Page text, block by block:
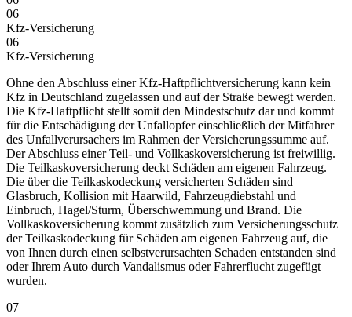
06
Kfz-Versicherung
06
Kfz-Versicherung
Ohne den Abschluss einer Kfz-Haftpflichtversicherung kann kein
Kfz in Deutschland zugelassen und auf der Straße bewegt werden.
Die Kfz-Haftpflicht stellt somit den Mindestschutz dar und kommt
für die Entschädigung der Unfallopfer einschließlich der Mitfahrer
des Unfallverursachers im Rahmen der Versicherungssumme auf.
Der Abschluss einer Teil- und Vollkaskoversicherung ist freiwillig.
Die Teilkaskoversicherung deckt Schäden am eigenen Fahrzeug.
Die über die Teilkaskodeckung versicherten Schäden sind
Glasbruch, Kollision mit Haarwild, Fahrzeugdiebstahl und
Einbruch, Hagel/Sturm, Überschwemmung und Brand. Die
Vollkaskoversicherung kommt zusätzlich zum Versicherungsschutz
der Teilkaskodeckung für Schäden am eigenen Fahrzeug auf, die
von Ihnen durch einen selbstverursachten Schaden entstanden sind
oder Ihrem Auto durch Vandalismus oder Fahrerflucht zugefügt
wurden.
07